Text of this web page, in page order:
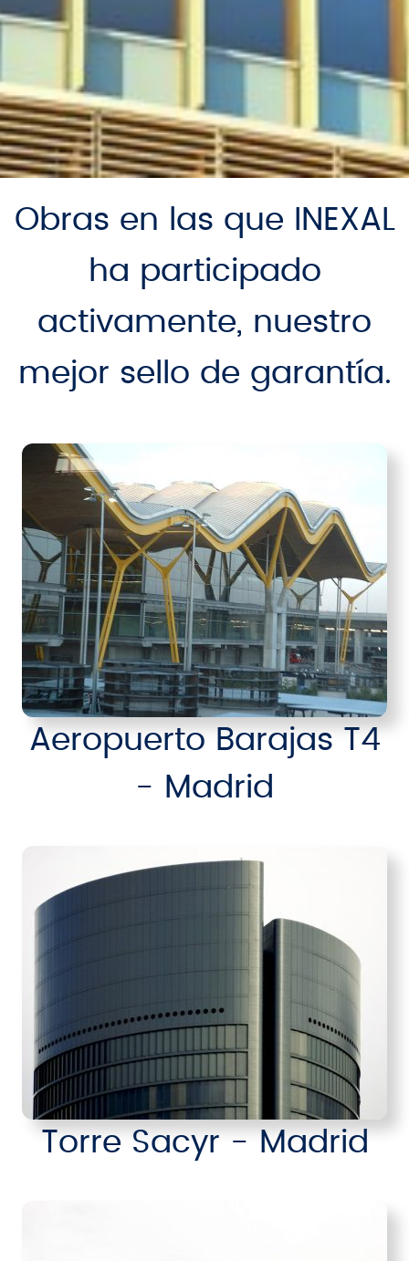
Obras en las que INEXAL
ha participado
activamente, nuestro
mejor sello de garantía.
Aeropuerto Barajas T4
- Madrid
Torre Sacyr - Madrid